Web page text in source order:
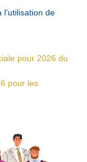
de
pour 2026 du
pour les